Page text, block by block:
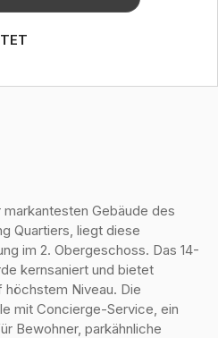
Gebäude des
Quartiers, liegt diese
im 2. Obergeschoss. Das 14-
kernsaniert und bietet
Niveau. Die
mit Concierge-Service, ein
Bewohner, parkähnliche